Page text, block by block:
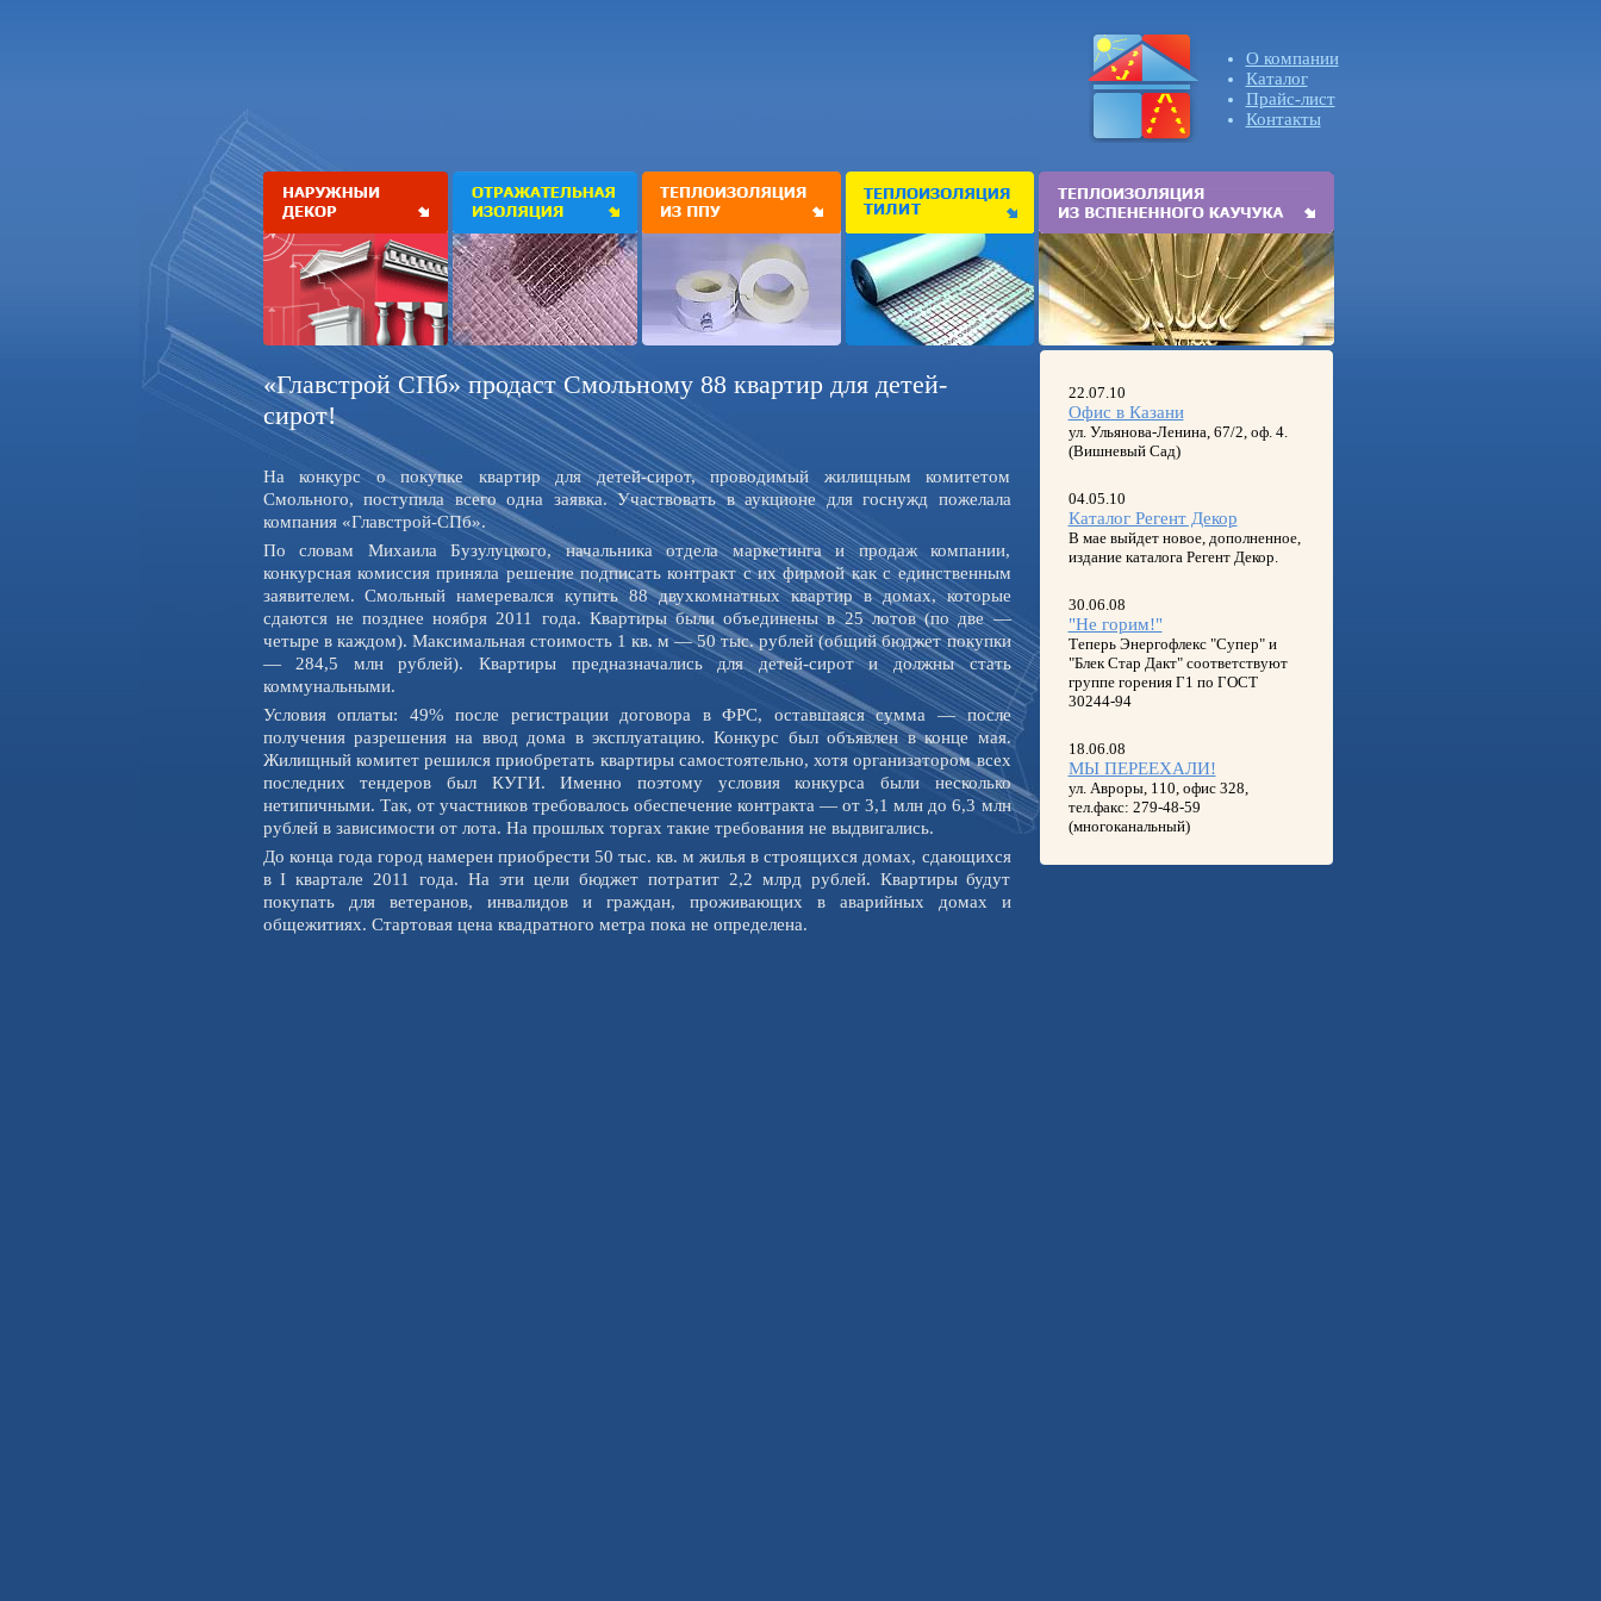
О компании
Каталог
Прайс-лист
Контакты
«Главстрой СПб» продаст Смольному 88 квартир для детей-
сирот!
На конкурс о покупке квартир для детей-сирот, проводимый жилищным комитетом
Смольного, поступила всего одна заявка. Участвовать в аукционе для госнужд пожелала
компания «Главстрой-СПб».
По словам Михаила Бузулуцкого, начальника отдела маркетинга и продаж компании,
конкурсная комиссия приняла решение подписать контракт с их фирмой как с единственным
заявителем. Смольный намеревался купить 88 двухкомнатных квартир в домах, которые
сдаются не позднее ноября 2011 года. Квартиры были объединены в 25 лотов (по две —
четыре в каждом). Максимальная стоимость 1 кв. м — 50 тыс. рублей (общий бюджет покупки
— 284,5 млн рублей). Квартиры предназначались для детей-сирот и должны стать
коммунальными.
Условия оплаты: 49% после регистрации договора в ФРС, оставшаяся сумма — после
получения разрешения на ввод дома в эксплуатацию. Конкурс был объявлен в конце мая.
Жилищный комитет решился приобретать квартиры самостоятельно, хотя организатором всех
последних тендеров был КУГИ. Именно поэтому условия конкурса были несколько
нетипичными. Так, от участников требовалось обеспечение контракта — от 3,1 млн до 6,3 млн
рублей в зависимости от лота. На прошлых торгах такие требования не выдвигались.
До конца года город намерен приобрести 50 тыс. кв. м жилья в строящихся домах, сдающихся
в I квартале 2011 года. На эти цели бюджет потратит 2,2 млрд рублей. Квартиры будут
покупать для ветеранов, инвалидов и граждан, проживающих в аварийных домах и
общежитиях. Стартовая цена квадратного метра пока не определена.
22.07.10
Офис в Казани
ул. Ульянова-Ленина, 67/2, оф. 4.
(Вишневый Сад)
04.05.10
Каталог Регент Декор
В мае выйдет новое, дополненное,
издание каталога Регент Декор.
30.06.08
"Не горим!"
Теперь Энергофлекс "Супер" и
"Блек Стар Дакт" соответствуют
группе горения Г1 по ГОСТ
30244-94
18.06.08
МЫ ПЕРЕЕХАЛИ!
ул. Авроры, 110, офис 328,
тел.факс: 279-48-59
(многоканальный)